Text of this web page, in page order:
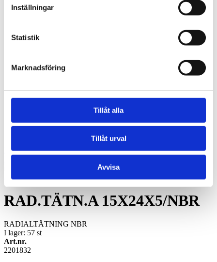
Inställningar
Statistik
Marknadsföring
Tillåt alla
Tillåt urval
Avvisa
BRM-10 W - Brons, fickor, tryckbricka
Klassiska kilremmar
Kilremskivor
Spännelement
Rullkedja
Vibrationsdämpare
Vibrationsdämpare
Konto
Hoppa till slutet av bildgalleriet
Hoppa till början av bildgalleriet
RAD.TÄTN.A 15X24X5/NBR
RADIALTÄTNING NBR
I lager: 57 st
Art.nr.
2201832